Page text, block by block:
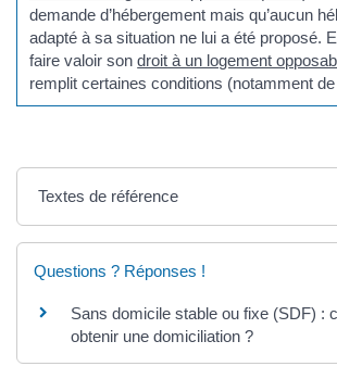
demande d’hébergement mais qu’aucun
adapté à sa situation ne lui a été proposé.
faire valoir sondroit à un logement
remplit certaines conditions (notamment
Textes de référence
Questions ? Réponses !
Sans domicile stable ou fixe (SDF) :
obtenir une domiciliation ?